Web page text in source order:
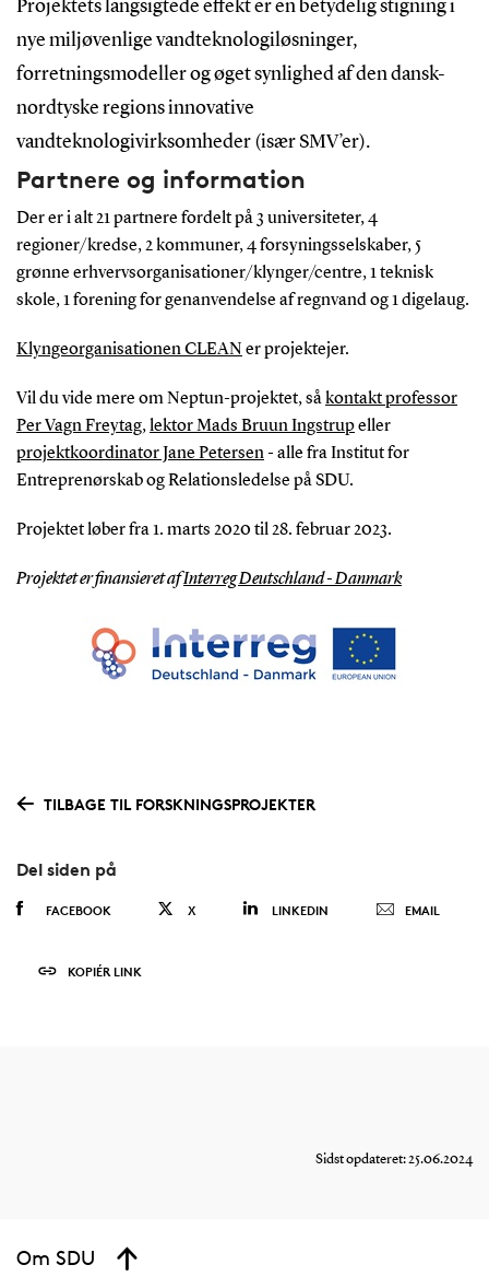
Projektets langsigtede effekt er en betydelig stigning i
nye miljøvenlige vandteknologiløsninger,
forretningsmodeller og øget synlighed af den dansk-
nordtyske regions innovative
vandteknologivirksomheder (især SMV’er).
Partnere og information
Der er i alt 21 partnere fordelt på 3 universiteter, 4
regioner/kredse, 2 kommuner, 4 forsyningsselskaber, 5
grønne erhvervsorganisationer/klynger/centre, 1 teknisk
skole, 1 forening for genanvendelse af regnvand og 1 digelaug.
Klyngeorganisationen CLEAN er projektejer.
Vil du vide mere om Neptun-projektet, såkontakt professor
Per Vagn Freytag,lektor Mads Bruun Ingstrupeller
projektkoordinator Jane Petersen- alle fra Institut for
Entreprenørskab og Relationsledelse på SDU.
Projektet løber fra 1. marts 2020 til 28. februar 2023.
Projektet er finansieret afInterreg Deutschland - Danmark
TILBAGE TIL FORSKNINGSPROJEKTER
Del siden på
FACEBOOK X LINKEDIN EMAIL
KOPIÉR LINK
Sidst opdateret: 25.06.2024
Om SDU